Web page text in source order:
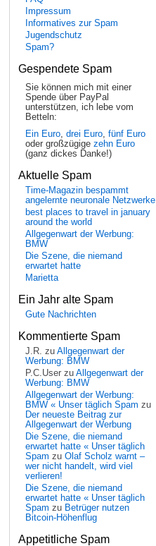
Impressum
Informatives zur Spam
Jugendschutz
Spam?
Gespendete Spam
Sie können mich mit einer
Spende über PayPal
unterstützen, ich lebe vom
Betteln:
Ein Euro, drei Euro, fünf Euro
oder großzügige zehn Euro
(ganz dickes Danke!)
Aktuelle Spam
Time-Magazin bespammt
angelernte neuronale Netzwerke
best places to travel in january
around the world
Allgegenwart der Werbung:
BMW
Die Szene, die niemand
erwartet hatte
Marietta
Ein Jahr alte Spam
Gute Nachrichten
Kommentierte Spam
J.R. zu Allgegenwart der
Werbung: BMW
P.C.User zu Allgegenwart der
Werbung: BMW
Allgegenwart der Werbung:
BMW « Unser täglich Spam zu
Der neueste Beitrag zur
Allgegenwart der Werbung
Die Szene, die niemand
erwartet hatte « Unser täglich
Spam zu Olaf Scholz warnt –
wer nicht handelt, wird viel
verlieren!
Die Szene, die niemand
erwartet hatte « Unser täglich
Spam zu Betrüger nutzen
Bitcoin-Höhenflug
Appetitliche Spam